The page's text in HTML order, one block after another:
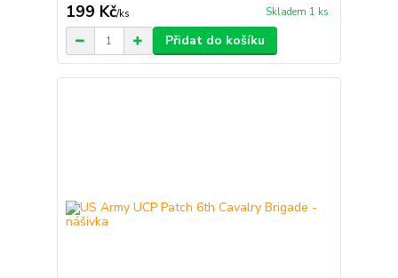
199 Kč/ks Skladem 1 ks
Přidat do košíku